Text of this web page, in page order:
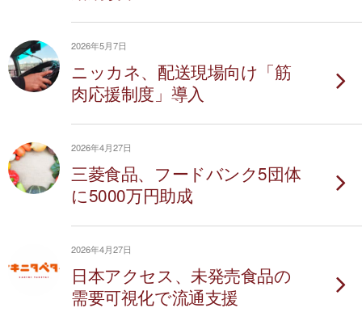
2026年5月7日
ニッカネ、配送現場向け「筋
肉応援制度」導入
2026年4月27日
三菱食品、フードバンク5団体
に5000万円助成
2026年4月27日
日本アクセス、未発売食品の
需要可視化で流通支援